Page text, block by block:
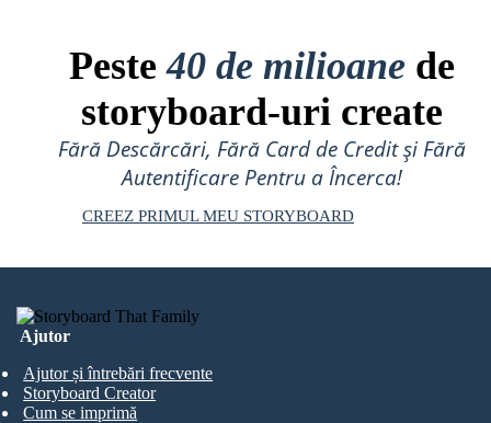
Peste40 de milioane de
storyboard-uri create
Fără Descărcări, Fără Card de Credit și Fără
Autentificare Pentru a Încerca!
CREEZ PRIMUL MEU STORYBOARD
Ajutor
Ajutor și întrebări frecvente
Storyboard Creator
Cum se imprimă